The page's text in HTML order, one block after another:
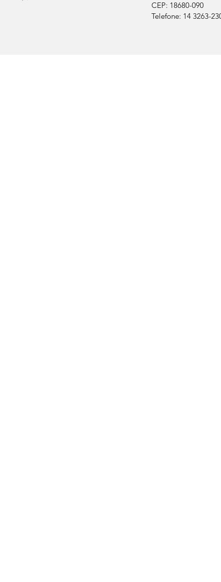
CEP: 18680-090
Telefone: 14 3263-